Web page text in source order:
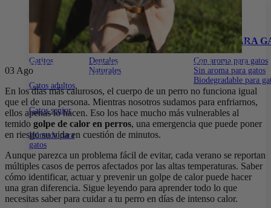
ALIMENTOS
Gatitos
Gatos adultos
Gatos senior
Húmeda para
gatos
SNACKS PARA GATOS
Dentales
Naturales
ARENA PARA
Con aroma para gatos
Sin aroma para gatos
Biodegradable para
15% DE DESCUENTO EN TODA LA WEB CON EL CÓDIGO:
PRIMERACOMPRA
15% DE DESCUENTO EN TODA LA WEB
CON EL CÓDIGO:
PRIMERACOMPRA
15% DE DESCUENTO EN
TODA LA WEB CON EL CÓDIGO:PRIMERACOMPRA •15% DE
DESCUENTO EN TODA LA WEB CON EL CÓDIGO:
PRIMERACOMPRA
•15% DE DESCUENTO EN TODA LA WEB
CON EL CÓDIGO:
PRIMERACOMPRA
03 Ago
En los días más calurosos, el cuerpo de un perro no funciona igual
que el de una persona. Mientras nosotros sudamos para enfriarnos,
ellos apenas lo hacen. Eso los hace mucho más vulnerables al
temido golpe de calor en perros, una emergencia que puede poner
en riesgo su vida en cuestión de minutos.
Aunque parezca un problema fácil de evitar, cada verano se reportan
múltiples casos de perros afectados por las altas temperaturas. Saber
cómo identificar, actuar y prevenir un golpe de calor puede hacer
una gran diferencia. Sigue leyendo para aprender todo lo que
necesitas saber para cuidar a tu perro en días de intenso calor.